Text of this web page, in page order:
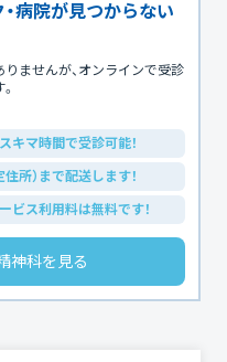
病院が見つからない
ませんが、オンラインで受診
キマ時間で受診可能！
所）まで配送します！
ビス利用料は無料です！
神科を見る